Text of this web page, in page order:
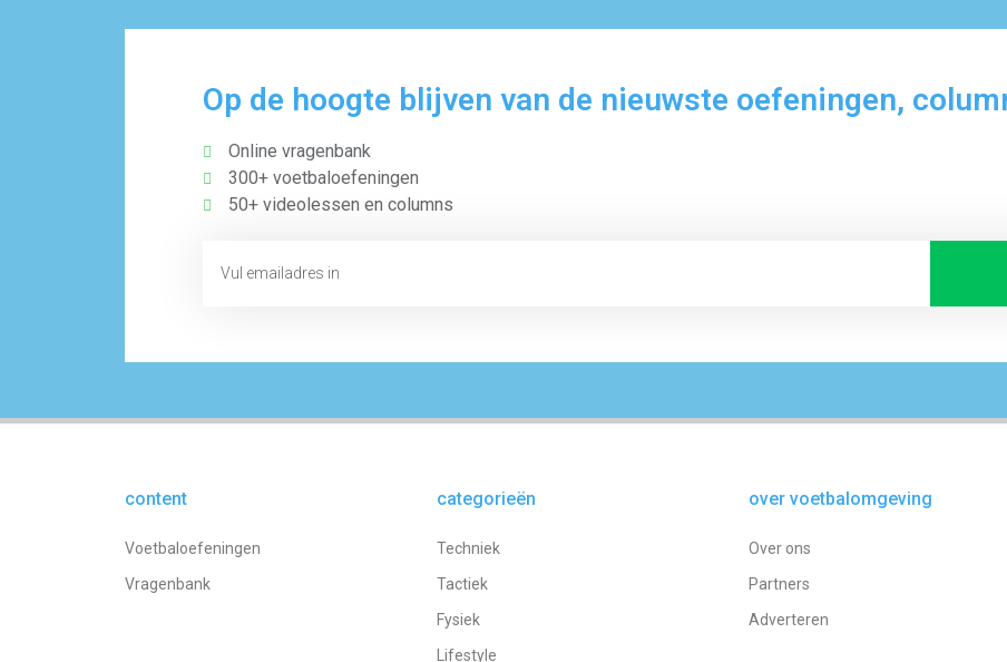
Op de hoogte blijven van de nieuwste oefeningen,
Online vragenbank
300+ voetbaloefeningen
50+ videolessen en columns
content
Voetbaloefeningen
Vragenbank
categorieën
Techniek
Tactiek
Fysiek
Lifestyle
over voetbalomgeving
Over ons
Partners
Adverteren